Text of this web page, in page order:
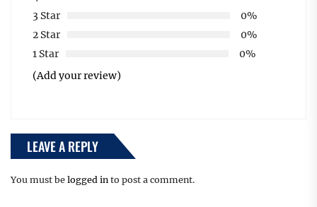
3 Star
0%
2 Star
0%
1 Star
0%
(Add your review)
LEAVE A REPLY
You must be logged in to post a comment.